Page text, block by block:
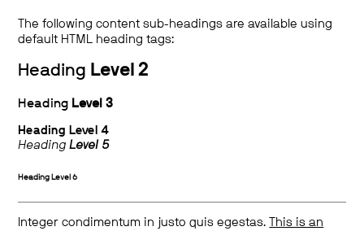
The following content sub-headings are available using
default HTML heading tags:
Heading Level 2
Heading Level 3
Heading Level 4
HeadingLevel 5
Heading Level 6
Integer condimentum in justo quis egestas.
This is an